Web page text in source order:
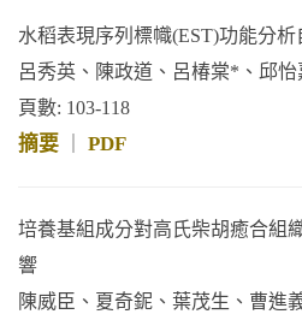
水稻表現序列標幟(EST)功能分
呂秀英、陳政道、呂椿棠*、邱怡
頁數: 103-118
摘要 PDF
培養基組成分對高氏柴胡癒合組
響
陳威臣、夏奇鈮、葉茂生、曹進